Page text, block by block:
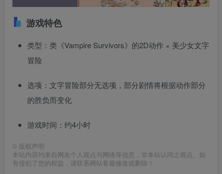
游戏特色
类型：类《Vampire Survivors》的2D动作 × 美少女文字
冒险
选项：文字冒险部分无选项，部分剧情将根据动作部分
的胜负而变化
游戏时间：约4小时
© 版权声明
本站内容均来自网友个人观点与网络等信息，非本站认同之观点。如
有侵犯了您的权益，请联系网站客服修改或删除！